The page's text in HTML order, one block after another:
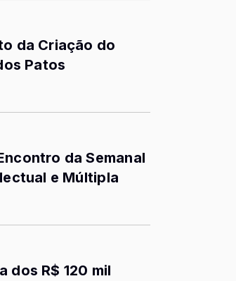
da Criação do
Patos
da Semanal
e Múltipla
dos R$ 120 mil